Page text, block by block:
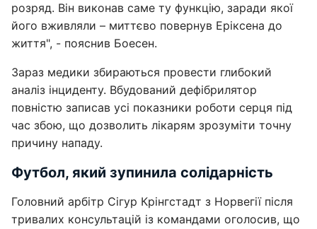
розряд. Він виконав саме ту функцію, заради якої
його вживляли – миттєво повернув Еріксена до
життя", - пояснив Боесен.
Зараз медики збираються провести глибокий
аналіз інциденту. Вбудований дефібрилятор
повністю записав усі показники роботи серця під
час збою, що дозволить лікарям зрозуміти точну
причину нападу.
Футбол, який зупинила солідарність
Головний арбітр Сігур Крінгстадт з Норвегії після
тривалих консультацій із командами оголосив, що